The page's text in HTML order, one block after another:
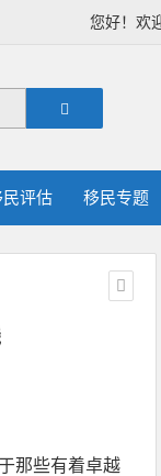
您好！欢
民评估 移民专题
那些有着卓越